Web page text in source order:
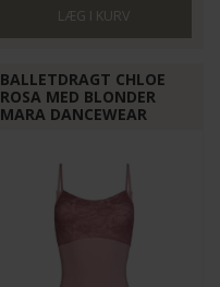
BALLETDRAGT CHLOE
ROSA MED BLONDER
MARA DANCEWEAR